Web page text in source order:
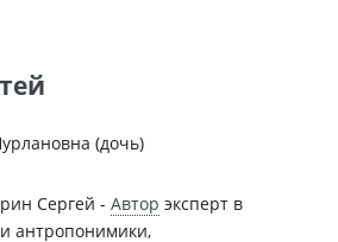
(дочь)
Сергей - Автор эксперт в
антропонимики,